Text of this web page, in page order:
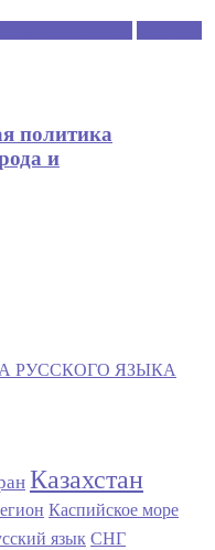
политика
и
РУССКОГО ЯЗЫКА
Казахстан
Каспийское море
язык СНГ